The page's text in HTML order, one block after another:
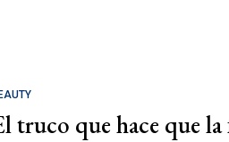
truco que hace que